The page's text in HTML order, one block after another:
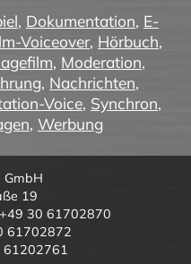
, Dokumentation, E-
Voiceover, Hörbuch,
, Moderation,
, Nachrichten,
Voice, Synchron,
, Werbung
GmbH
19
30 61702870
61702872
61202761